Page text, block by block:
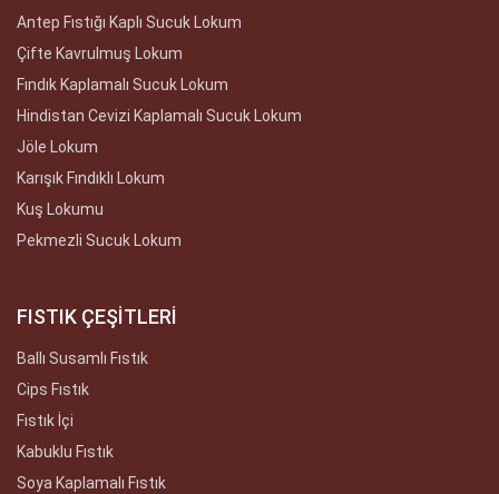
Antep Fıstığı Kaplı Sucuk Lokum
Çifte Kavrulmuş Lokum
Fındık Kaplamalı Sucuk Lokum
Hindistan Cevizi Kaplamalı Sucuk Lokum
Jöle Lokum
Karışık Fındıklı Lokum
Kuş Lokumu
Pekmezli Sucuk Lokum
FISTIK ÇEŞİTLERİ
Ballı Susamlı Fıstık
Cips Fıstık
Fıstık İçi
Kabuklu Fıstık
Soya Kaplamalı Fıstık